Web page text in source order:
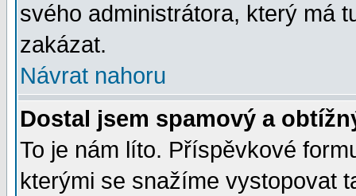
svého administrátora, který má
zakázat.
Návrat nahoru
Dostal jsem spamový a
To je nám líto. Příspěvkové
kterými se snažíme vystopovat